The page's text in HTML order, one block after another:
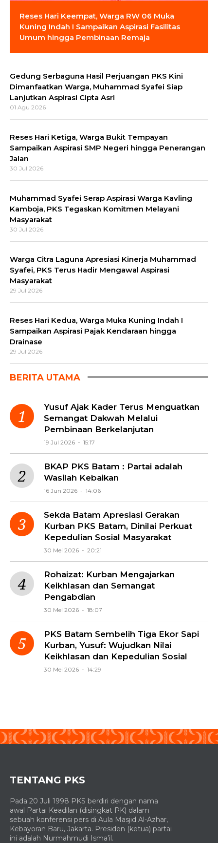
Reses Hari Keempat, Warga RW 06 Muka
Kuning Indah I Sampaikan Aspirasi Fasilitas
Umum hingga Pembinaan Remaja
Gedung Serbaguna Hasil Perjuangan PKS Kini
Dimanfaatkan Warga, Muhammad Syafei Siap
Lanjutkan Aspirasi Cipta Asri
01 Agu 2026
Reses Hari Ketiga, Warga Bukit Tempayan
Sampaikan Aspirasi SMP Negeri hingga Penerangan
Jalan
30 Jul 2026
Muhammad Syafei Serap Aspirasi Warga Kavling
Kamboja, PKS Tegaskan Komitmen Melayani
Masyarakat
30 Jul 2026
Warga Citra Laguna Apresiasi Kinerja Muhammad
Syafei, PKS Terus Hadir Mengawal Aspirasi
Masyarakat
29 Jul 2026
Reses Hari Kedua, Warga Muka Kuning Indah I
Sampaikan Aspirasi Pajak Kendaraan hingga
Drainase
29 Jul 2026
BERITA UTAMA
Yusuf Ajak Kader Terus Menguatkan
Semangat Dakwah Melalui
Pembinaan Berkelanjutan
19 Jul 2026 - 15:17
BKAP PKS Batam : Partai adalah
Wasilah Kebaikan
16 Jun 2026 - 14:06
Sekda Batam Apresiasi Gerakan
Kurban PKS Batam, Dinilai Perkuat
Kepedulian Sosial Masyarakat
30 Mei 2026 - 20:21
Rohaizat: Kurban Mengajarkan
Keikhlasan dan Semangat
Pengabdian
30 Mei 2026 - 18:07
PKS Batam Sembelih Tiga Ekor Sapi
Kurban, Yusuf: Wujudkan Nilai
Keikhlasan dan Kepedulian Sosial
30 Mei 2026 - 14:29
TENTANG PKS
Pada 20 Juli 1998 PKS berdiri dengan nama
awal Partai Keadilan (disingkat PK) dalam
sebuah konferensi pers di Aula Masjid Al-Azhar,
Kebayoran Baru, Jakarta. Presiden (ketua) partai
ini adalah Nurmahmudi Isma’il.